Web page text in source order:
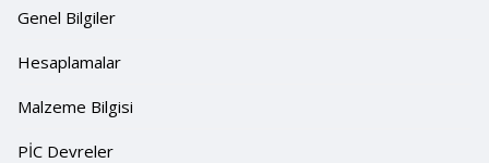
Genel Bilgiler
Hesaplamalar
Malzeme Bilgisi
PİC Devreler